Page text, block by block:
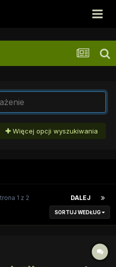
Więcej opcji wyszukiwania
DALEJ
1 z 2
SORTUJ WEDŁUG